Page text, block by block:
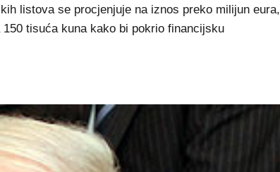
listova se procjenjuje na iznos preko milijun eura,
tisuća kuna kako bi pokrio financijsku